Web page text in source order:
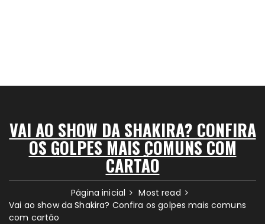
VAI AO SHOW DA SHAKIRA? CONFIRA
OS GOLPES MAIS COMUNS COM
CARTÃO
Página inicial
Most read
Vai ao show da Shakira? Confira os golpes mais comuns
com cartão